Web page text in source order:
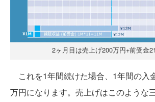
2ヶ月目は売上げ200万円+前受金
これを1年間続けた場合、1年間の入
万円になります。売上げはこのような